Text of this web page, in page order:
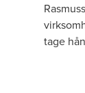
tage